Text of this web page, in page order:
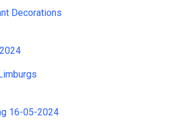
Decorations
16-05-2024